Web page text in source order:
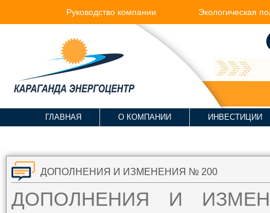
Руководство компании Экологическая
ГЛАВНАЯ О КОМПАНИИ ИНВЕСТИЦИИ
ДОПОЛНЕНИЯ И ИЗМЕНЕНИЯ № 200
ДОПОЛНЕНИЯ И